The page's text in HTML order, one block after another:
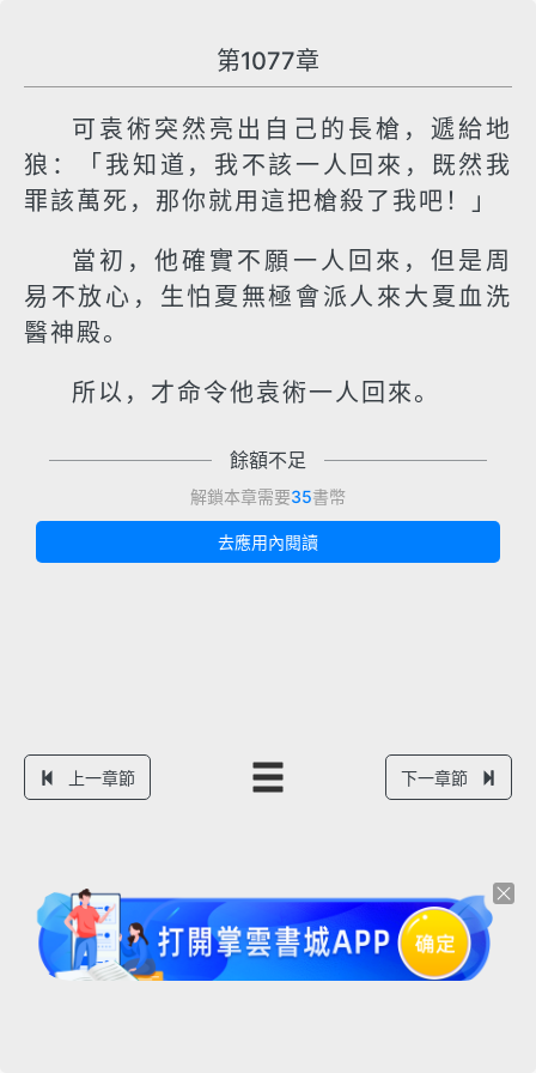
第1077章
可袁術突然亮出自己的長槍，遞給地
狼：「我知道，我不該一人回來，既然我
罪該萬死，那你就用這把槍殺了我吧！」
當初，他確實不願一人回來，但是周
易不放心，生怕夏無極會派人來大夏血洗
醫神殿。
所以，才命令他袁術一人回來。
餘額不足
解鎖本章需要35書幣
去應用內閱讀
上一章節 下一章節